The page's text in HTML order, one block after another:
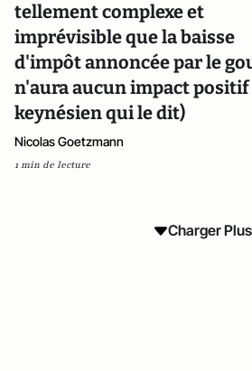
tellement complexe et
imprévisible que la baisse
d'impôt annoncée par le
n'aura aucun impact positif
keynésien qui le dit)
Nicolas Goetzmann
1 min de lecture
Charger Plus